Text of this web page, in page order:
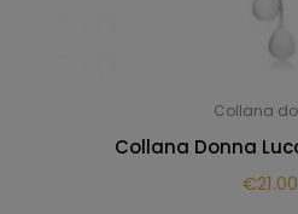
Collana
Collana Donna
€21.00